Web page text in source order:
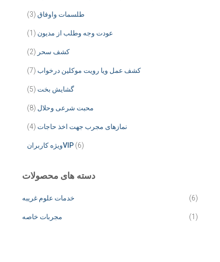
طلسمات واوفاق (3)
عودت وجه وطلب از مدیون (1)
کشف سحر (2)
کشف عمل ویا رویت موکلین درخواب (7)
گشایش بخت (5)
محبت شرعی وحلال (8)
نمازهای مجرب جهت اخذ حاجات (4)
ویژه کاربرانVIP (6)
دسته های محصولات
خدمات علوم غریبه (6)
مجربات خاصه (1)